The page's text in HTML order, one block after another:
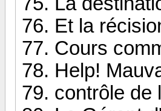
Et la
Cours
Help!
contrôle de